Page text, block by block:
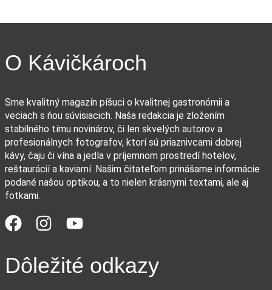
O Kávičkároch
Sme kvalitný magazín píšuci o kvalitnej gastronómii a
veciach s ňou súvisiacich. Naša redakcia je zložením
stabilného tímu novinárov, či len skvelých autorov a
profesionálnych fotografov, ktorí sú priaznivcami dobrej
kávy, čaju či vína a jedla v príjemnom prostredí hotelov,
reštaurácií a kaviarní. Našim čitateľom prinášame informácie
podané našou optikou, a to nielen krásnymi textami, ale aj
fotkami.
Dôležité odkazy